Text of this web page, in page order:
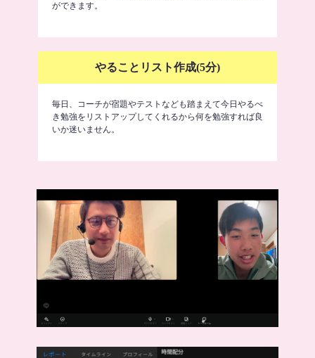
ができます。
やることリスト作成(5分)
毎日、コーチが宿題やテストなども踏まえて今日やるべ
き勉強をリストアップしてくれるから何を勉強すれば良
いか迷いません。